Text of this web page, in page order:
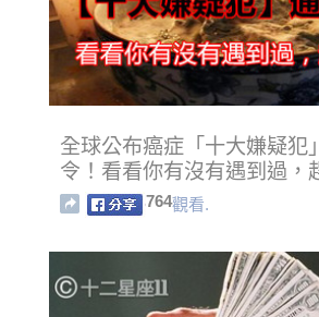
全球公布癌症「十大嫌疑犯
令！看看你有沒有遇到過，
764觀看.